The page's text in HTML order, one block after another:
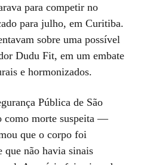
para competir no
para julho, em Curitiba.
sobre uma possível
Dudu Fit, em um embate
e hormonizados.
Pública de São
como morte suspeita —
que o corpo foi
que não havia sinais